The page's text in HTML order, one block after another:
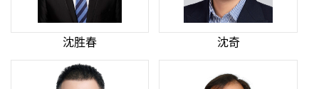
沈胜春 沈奇